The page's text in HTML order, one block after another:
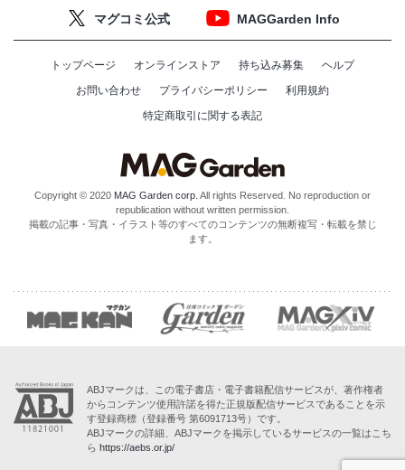
マグコミ公式 MAGGarden Info
トップページ オンラインストア 持ち込み募集
ヘルプ
お問い合わせ
プライバシーポリシー
利用規約
特定商取引に関する表記
Copyright © 2020 MAG Garden corp. All rights Reserved. No reproduction or
republication without written permission.
掲載の記事・写真・イラスト等のすべてのコンテンツの無断複写・転載を禁じ
ます。
ABJマークは、この電子書店・電子書籍配信サービスが、著作権者
からコンテンツ使用許諾を得た正規版配信サービスであることを示
す登録商標（登録番号 第6091713号）です。
ABJマークの詳細、ABJマークを掲示しているサービスの一覧はこち
ら https://aebs.or.jp/